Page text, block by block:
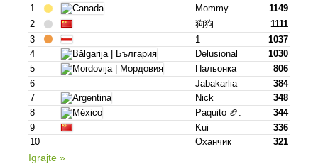
1
Mommy
1149
2
狗狗
1111
3
1
1037
4
Delusional
1030
5
Пальонка
806
6
Jabakarlia
384
7
Nick
348
8
Paquito 🏈.
344
9
Kui
336
10
Оханчик 321
Igrajte »